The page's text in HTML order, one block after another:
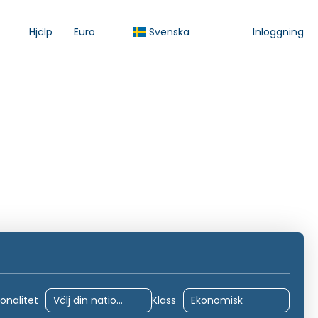
Hjälp Euro Svenska Inloggning
Klass